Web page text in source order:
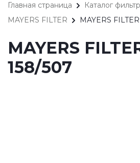
Главная страница
Каталог
MAYERS FILTER
MAYERS
MAYERS
158/507